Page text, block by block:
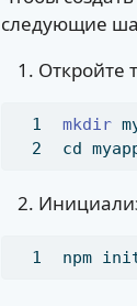
следующие
Откройте
mkdir
cd
npm